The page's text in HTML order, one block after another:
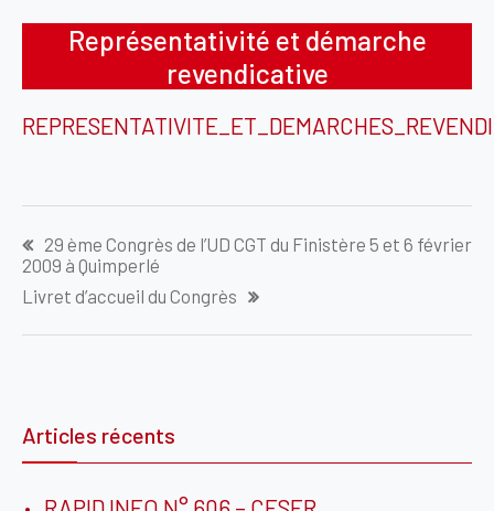
Représentativité et démarche
revendicative
de
l’article
29 ème Congrès de l’UD CGT du Finistère 5 et 6 février
2009 à Quimperlé
Livret d’accueil du Congrès
Articles récents